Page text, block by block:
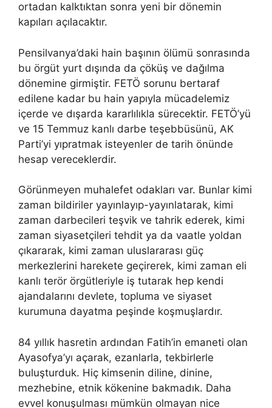
ortadan kalktıktan sonra yeni bir dönemin
kapıları açılacaktır.
Pensilvanya’daki hain başının ölümü sonrasında
bu örgüt yurt dışında da çöküş ve dağılma
dönemine girmiştir. FETÖ sorunu bertaraf
edilene kadar bu hain yapıyla mücadelemiz
içerde ve dışarda kararlılıkla sürecektir. FETÖ’yü
ve 15 Temmuz kanlı darbe teşebbüsünü, AK
Parti’yi yıpratmak isteyenler de tarih önünde
hesap vereceklerdir.
Görünmeyen muhalefet odakları var. Bunlar kimi
zaman bildiriler yayınlayıp-yayınlatarak, kimi
zaman darbecileri teşvik ve tahrik ederek, kimi
zaman siyasetçileri tehdit ya da vaatle yoldan
çıkararak, kimi zaman uluslararası güç
merkezlerini harekete geçirerek, kimi zaman eli
kanlı terör örgütleriyle iş tutarak hep kendi
ajandalarını devlete, topluma ve siyaset
kurumuna dayatma peşinde koşmuşlardır.
84 yıllık hasretin ardından Fatih’in emaneti olan
Ayasofya’yı açarak, ezanlarla, tekbirlerle
buluşturduk. Hiç kimsenin diline, dinine,
mezhebine, etnik kökenine bakmadık. Daha
evvel konuşulması mümkün olmayan nice